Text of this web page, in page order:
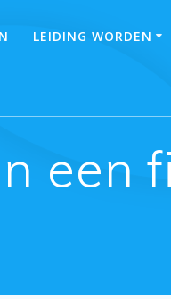
LEIDING WORDEN
een